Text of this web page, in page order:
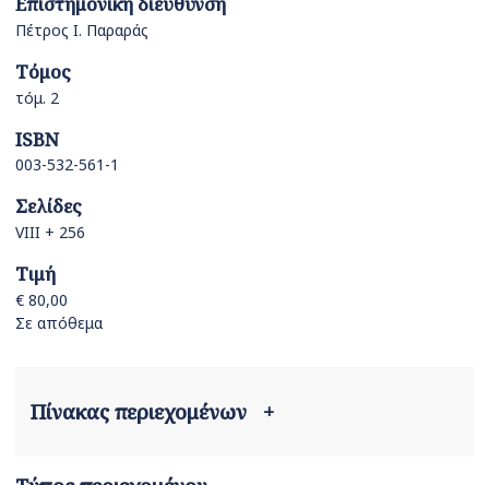
Πέτρος Ι. Παραράς
Τόμος
τόμ. 2
ISBN
003-532-561-1
Σελίδες
VIII + 256
Τιμή
€ 80,00
Σε απόθεμα
Πίνακας περιεχομένων +